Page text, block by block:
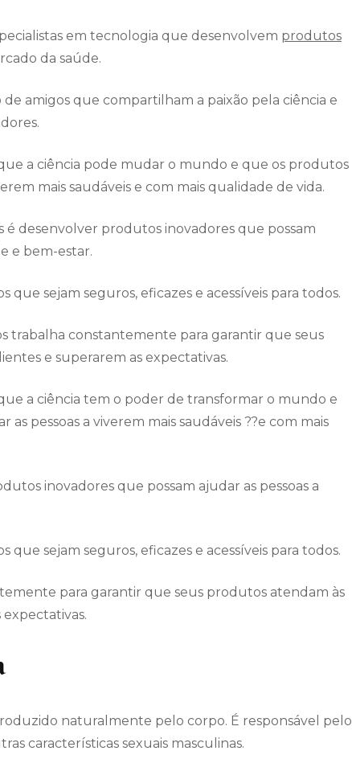
em tecnologia que desenvolvem produtos
da saúde.
amigos que compartilham a paixão pela ciência e
a ciência pode mudar o mundo e que os produtos
mais saudáveis e com mais qualidade de vida.
é desenvolver produtos inovadores que possam
e bem-estar.
sejam seguros, eficazes e acessíveis para todos.
trabalha constantemente para garantir que seus
e superarem as expectativas.
a ciência tem o poder de transformar o mundo e
pessoas a viverem mais saudáveis ??e com mais
inovadores que possam ajudar as pessoas a
sejam seguros, eficazes e acessíveis para todos.
para garantir que seus produtos atendam às
expectativas.
naturalmente pelo corpo. É responsável pelo
características sexuais masculinas.